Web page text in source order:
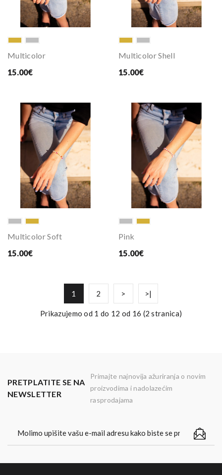
Multicolor
15.00€
Multicolor Shell
15.00€
Multicolor Soft
15.00€
Pink
15.00€
1 2 > >|
Prikazujemo od 1 do 12 od 16 (2 stranica)
PRETPLATITE SE NA
NEWSLETTER
Primajte najnovija ažuriranja o novim
proizvodima i nadolazećim
rasprodajama